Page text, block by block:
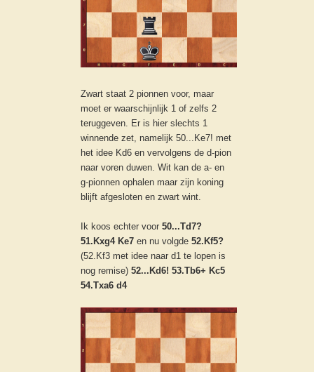
Zwart staat 2 pionnen voor, maar
moet er waarschijnlijk 1 of zelfs 2
teruggeven. Er is hier slechts 1
winnende zet, namelijk 50...Ke7! met
het idee Kd6 en vervolgens de d-pion
naar voren duwen. Wit kan de a- en
g-pionnen ophalen maar zijn koning
blijft afgesloten en zwart wint.
Ik koos echter voor 50...Td7?
51.Kxg4 Ke7en nu volgde52.Kf5?
(52.Kf3 met idee naar d1 te lopen is
nog remise) 52...Kd6! 53.Tb6+ Kc5
54.Txa6 d4